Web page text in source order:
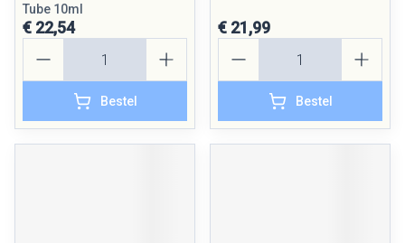
Tube 10ml
€ 22,54
Bestel
€ 21,99
Bestel